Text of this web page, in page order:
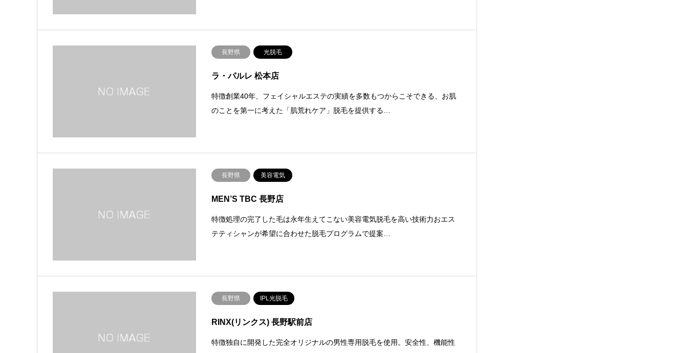
長野県 光脱毛
ラ・パルレ 松本店
特徴創業40年、フェイシャルエステの実績を多数もつからこそできる、お肌
のことを第一に考えた「肌荒れケア」脱毛を提供する…
長野県 美容電気
MEN’S TBC 長野店
特徴処理の完了した毛は永年生えてこない美容電気脱毛を高い技術力おエス
テティシャンが希望に合わせた脱毛プログラムで提案…
長野県 IPL光脱毛
RINX(リンクス) 長野駅前店
特徴独自に開発した完全オリジナルの男性専用脱毛を使用。安全性、機能性